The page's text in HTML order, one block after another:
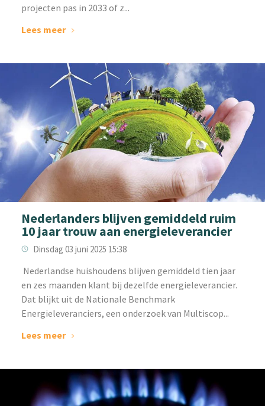
projecten pas in 2033 of z...
Lees meer
Nederlanders blijven gemiddeld ruim
10 jaar trouw aan energieleverancier
Dinsdag 03 juni 2025 15:38
‌ Nederlandse huishoudens blijven gemiddeld tien jaar
en zes maanden klant bij dezelfde energieleverancier.
Dat blijkt uit de Nationale Benchmark
Energieleveranciers, een onderzoek van Multiscop...
Lees meer